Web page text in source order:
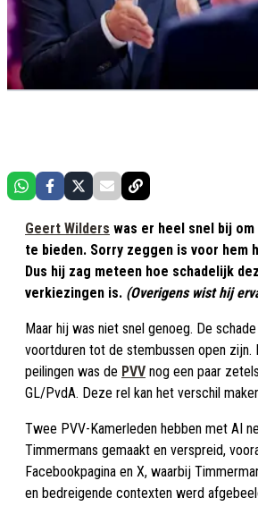
Geert Wilders was er heel snel bij
te bieden. Sorry zeggen is voor hem
Dus hij zag meteen hoe schadelijk
verkiezingen is. (Overigens wist hij
Maar hij was niet snel genoeg. De
voortduren tot de stembussen open zijn.
peilingen was de PVV nog een paar
GL/PvdA. Deze rel kan het verschil
Twee PVV-Kamerleden hebben met AI
Timmermans gemaakt en verspreid,
Facebookpagina en X, waarbij
en bedreigende contexten werd